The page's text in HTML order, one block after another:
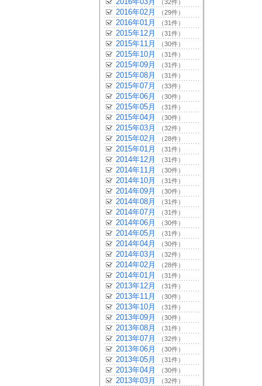
（32件）
2016年02月 （29件）
2016年01月 （31件）
2015年12月 （31件）
2015年11月 （30件）
2015年10月 （31件）
2015年09月 （31件）
2015年08月 （31件）
2015年07月 （33件）
2015年06月 （30件）
2015年05月 （31件）
2015年04月 （30件）
2015年03月 （32件）
2015年02月 （28件）
2015年01月 （31件）
2014年12月 （31件）
2014年11月 （30件）
2014年10月 （31件）
2014年09月 （30件）
2014年08月 （31件）
2014年07月 （31件）
2014年06月 （30件）
2014年05月 （31件）
2014年04月 （30件）
2014年03月 （32件）
2014年02月 （28件）
2014年01月 （31件）
2013年12月 （31件）
2013年11月 （30件）
2013年10月 （31件）
2013年09月 （30件）
2013年08月 （31件）
2013年07月 （32件）
2013年06月 （30件）
2013年05月 （31件）
2013年04月 （30件）
2013年03月 （32件）